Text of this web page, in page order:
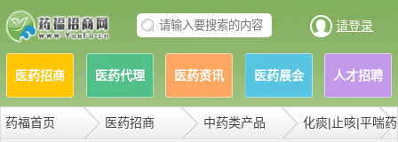
请登录
医药招商 医药代理 医药资讯 医药展会 人才招聘
药福首页 医药招商 中药类产品 化痰|止咳|平喘药